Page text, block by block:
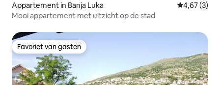
Appartement in Banja Luka
4,67 (3)
Mooi appartement met uitzicht op de stad
Favoriet van gasten
Favoriet van gasten